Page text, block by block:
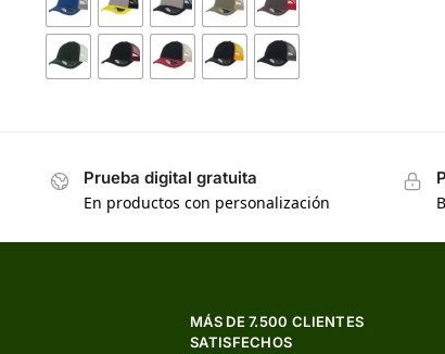
Prueba digital gratuita
En productos con personalización
MÁS DE 7.500 CLIENTES
SATISFECHOS